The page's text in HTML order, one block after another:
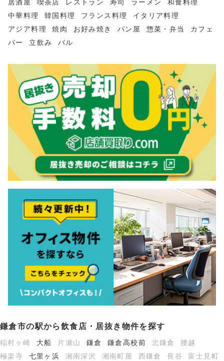
居酒屋 喫茶店 レストラン 寿司 ラーメン
和食料理
中華料理
韓国料理 フランス料理
イタリア料理
アジア料理
焼肉 お好み焼き パン屋 惣菜・弁当
カフェ
バー
立飲み バル
鎌倉市の駅から飲食店・居抜き物件を探す
稲村ヶ崎 大船 片瀬山 鎌倉 鎌倉高校前 北鎌倉
腰越
極楽寺
七里ヶ浜 湘南深沢 湘南町屋 西鎌倉 長谷 富士見町